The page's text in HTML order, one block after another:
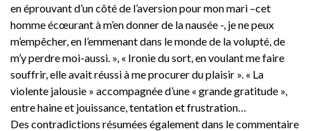
en éprouvant d’un côté de l’aversion pour mon mari –cet
homme écœurant à m’en donner de la nausée -, je ne peux
m’empêcher, en l’emmenant dans le monde de la volupté, de
m’y perdre moi-aussi. », « Ironie du sort, en voulant me faire
souffrir, elle avait réussi à me procurer du plaisir ». « La
violente jalousie » accompagnée d’une « grande gratitude »,
entre haine et jouissance, tentation et frustration…
Des contradictions résumées également dans le commentaire